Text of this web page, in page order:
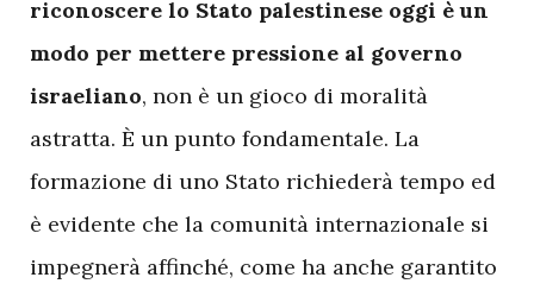
riconoscere lo Stato palestinese oggi è un
modo per mettere pressione al governo
israeliano, non è un gioco di moralità
astratta. È un punto fondamentale. La
formazione di uno Stato richiederà tempo ed
è evidente che la comunità internazionale si
impegnerà affinché, come ha anche garantito